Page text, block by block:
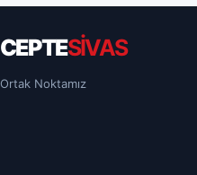
CEPTESİVAS
Ortak Noktamız